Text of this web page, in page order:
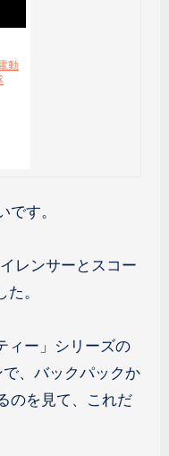
動
す。
レンサーとスコー
。
ィー」シリーズの
、バックパックか
のを見て、これだ